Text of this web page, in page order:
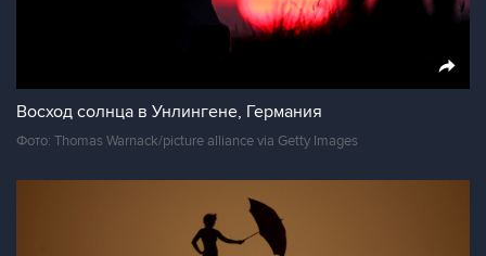
Восход солнца в Унлингене, Германия
Фото: Thomas Warnack/picture alliance via Getty Images